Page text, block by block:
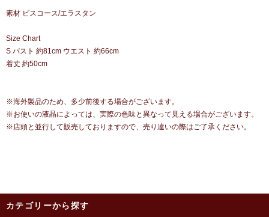
素材 ビスコース/エラスタン
Size Chart
S バスト 約81cm ウエスト 約66cm
着丈 約50cm
※海外製品のため、多少前後する場合がございます。
※お使いの液晶によっては、実際の色味と異なって見える場合がございます。
※店頭と並行して販売しておりますので、売り違いの際はご了承ください。
カテゴリーから探す